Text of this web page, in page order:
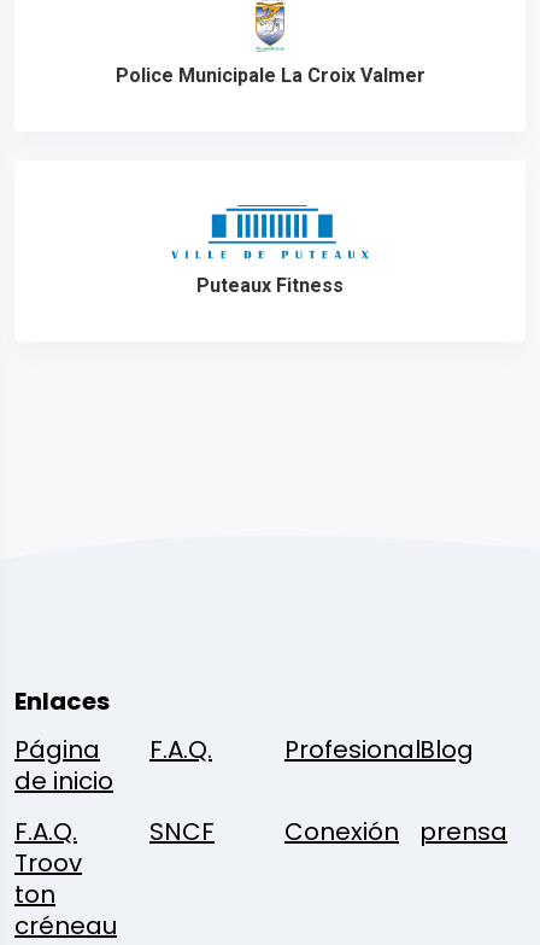
Police Municipale La Croix Valmer
Puteaux Fitness
Enlaces
Página
de inicio
F.A.Q. ProfesionalBlog
F.A.Q.
Troov
ton
créneau
SNCF Conexión prensa